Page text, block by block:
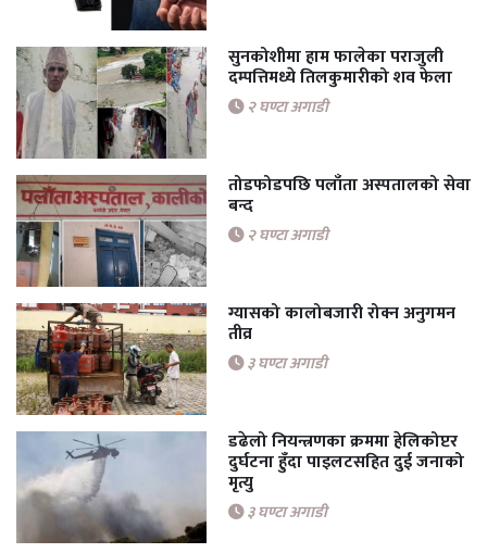
सुनकोशीमा हाम फालेका पराजुली
दम्पत्तिमध्ये तिलकुमारीको शव फेला
२ घण्टा अगाडी
तोडफोडपछि पलाँता अस्पतालको सेवा
बन्द
२ घण्टा अगाडी
ग्यासको कालोबजारी रोक्न अनुगमन
तीव्र
३ घण्टा अगाडी
डढेलो नियन्त्रणका क्रममा हेलिकोप्टर
दुर्घटना हुँदा पाइलटसहित दुई जनाको
मृत्यु
३ घण्टा अगाडी